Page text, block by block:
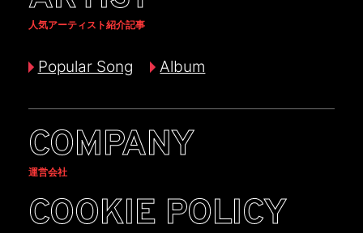
人気アーティスト紹介記事
Popular Song Album
COMPANY
運営会社
COOKIE POLICY